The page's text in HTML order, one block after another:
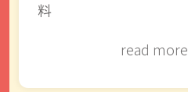
料
read more